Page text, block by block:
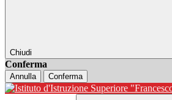
Chiudi
Conferma
Annulla Conferma